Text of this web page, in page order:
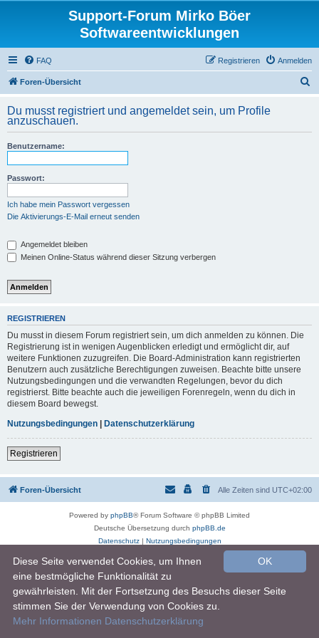
Support-Forum Mirko Böer
Softwareentwicklungen
FAQ Anmelden
Registrieren
Foren-Übersicht
h
Du musst registriert und angemeldet sein, um Profile
anzuschauen.
Benutzername:
Passwort:
Ich habe mein Passwort vergessen
Die Aktivierungs-E-Mail erneut senden
Angemeldet bleiben
Meinen Online-Status während dieser Sitzung verbergen
REGISTRIEREN
Du musst in diesem Forum registriert sein, um dich anmelden zu können. Die
Registrierung ist in wenigen Augenblicken erledigt und ermöglicht dir, auf
weitere Funktionen zuzugreifen. Die Board-Administration kann registrierten
Benutzern auch zusätzliche Berechtigungen zuweisen. Beachte bitte unsere
Nutzungsbedingungen und die verwandten Regelungen, bevor du dich
registrierst. Bitte beachte auch die jeweiligen Forenregeln, wenn du dich in
diesem Board bewegst.
Nutzungsbedingungen | Datenschutzerklärung
Registrieren
Foren-Übersicht Alle Zeiten sind UTC+02:00
Powered by phpBB® Forum Software © phpBB Limited
Deutsche Übersetzung durch phpBB.de
Datenschutz| Nutzungsbedingungen
OK
Diese Seite verwendet Cookies, um Ihnen
eine bestmögliche Funktionalität zu
gewährleisten. Mit der Fortsetzung des Besuchs dieser Seite
stimmen Sie der Verwendung von Cookies zu.
Mehr Informationen Datenschutzerklärung